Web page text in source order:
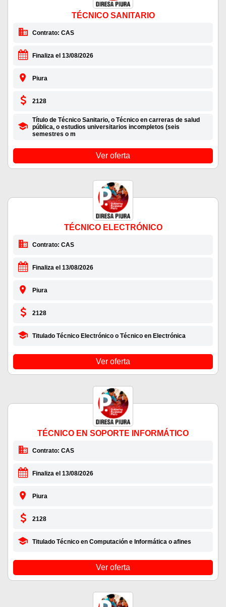
TÉCNICO SANITARIO
Contrato: CAS
Finaliza el 13/08/2026
Piura
2128
Título de Técnico Sanitario, o Técnico en carreras de salud
pública, o estudios universitarios incompletos (seis
semestres o m
Ver oferta
TÉCNICO ELECTRÓNICO
Contrato: CAS
Finaliza el 13/08/2026
Piura
2128
Titulado Técnico Electrónico o Técnico en Electrónica
Ver oferta
TÉCNICO EN SOPORTE INFORMÁTICO
Contrato: CAS
Finaliza el 13/08/2026
Piura
2128
Titulado Técnico en Computación e Informática o afines
Ver oferta